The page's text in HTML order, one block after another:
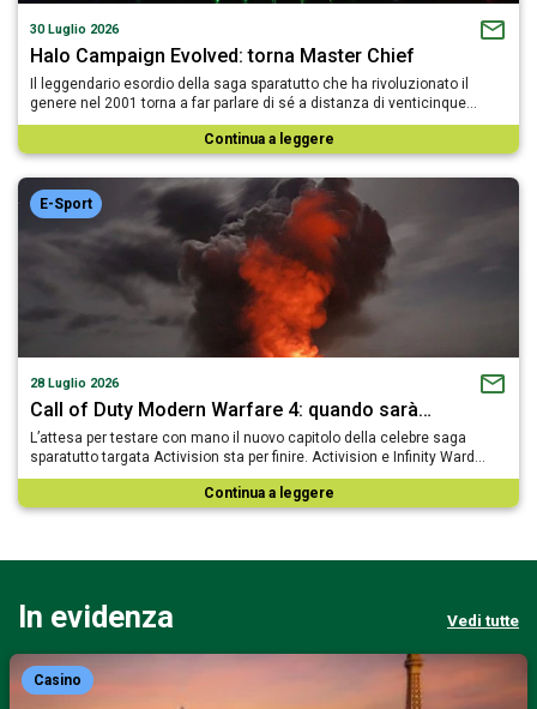
30 Luglio 2026
Halo Campaign Evolved: torna Master Chief
Il leggendario esordio della saga sparatutto che ha rivoluzionato il
genere nel 2001 torna a far parlare di sé a distanza di venticinque…
Continua a leggere
E-Sport
28 Luglio 2026
Call of Duty Modern Warfare 4: quando sarà…
L’attesa per testare con mano il nuovo capitolo della celebre saga
sparatutto targata Activision sta per finire. Activision e Infinity Ward…
Continua a leggere
In evidenza Vedi tutte
Casino